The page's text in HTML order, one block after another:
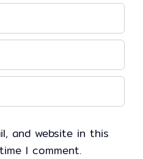
and website in this
I comment.